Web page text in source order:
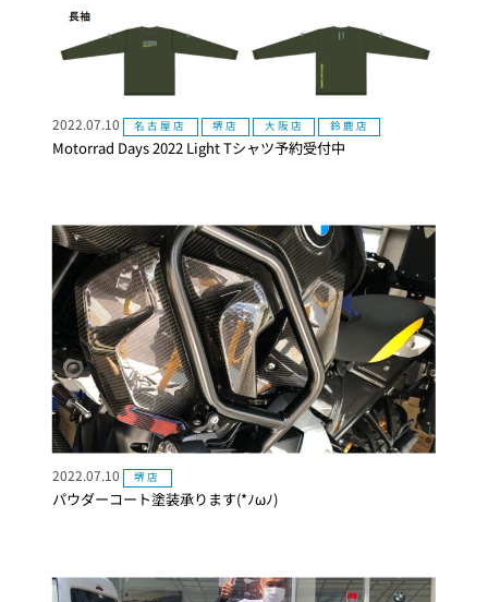
Motorrad Days 2022 Light Tシャツ予約受付中
2022.07.10 名古屋店 堺店 大阪店 鈴鹿店
パウダーコート塗装承ります(*ﾉωﾉ)
2022.07.10 堺店